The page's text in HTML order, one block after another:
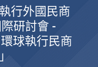
行外國民商
研討會 -
球執行民商